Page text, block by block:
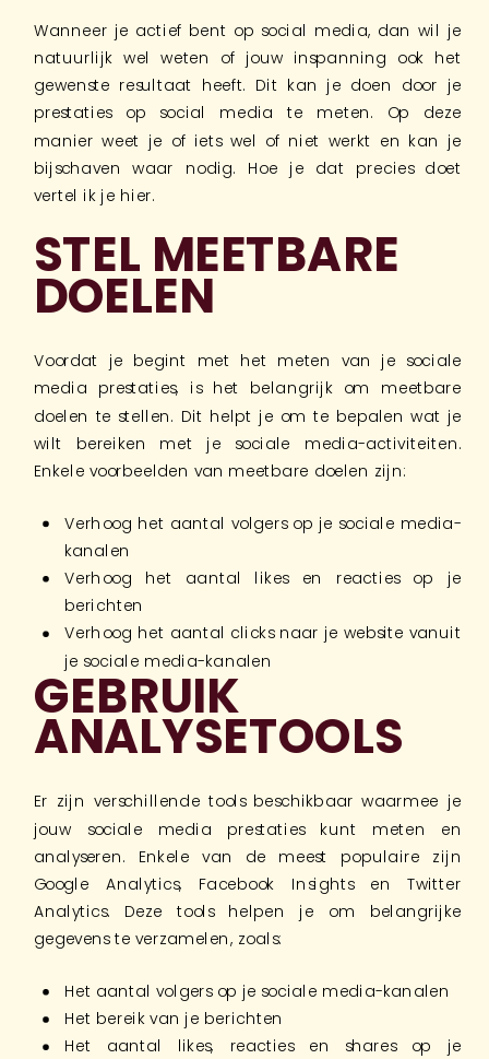
Wanneer je actief bent op social media, dan wil je
natuurlijk wel weten of jouw inspanning ook het
gewenste resultaat heeft. Dit kan je doen door je
prestaties op social media te meten. Op deze
manier weet je of iets wel of niet werkt en kan je
bijschaven waar nodig. Hoe je dat precies doet
vertel ik je hier.
STEL MEETBARE
DOELEN
Voordat je begint met het meten van je sociale
media prestaties, is het belangrijk om meetbare
doelen te stellen. Dit helpt je om te bepalen wat je
wilt bereiken met je sociale media-activiteiten.
Enkele voorbeelden van meetbare doelen zijn:
Verhoog het aantal volgers op je sociale media-
kanalen
Verhoog het aantal likes en reacties op je
berichten
Verhoog het aantal clicks naar je website vanuit
je sociale media-kanalen
GEBRUIK
ANALYSETOOLS
Er zijn verschillende tools beschikbaar waarmee je
jouw sociale media prestaties kunt meten en
analyseren. Enkele van de meest populaire zijn
Google Analytics, Facebook Insights en Twitter
Analytics. Deze tools helpen je om belangrijke
gegevens te verzamelen, zoals:
Het aantal volgers op je sociale media-kanalen
Het bereik van je berichten
Het aantal likes, reacties en shares op je